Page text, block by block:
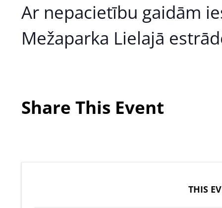
Ar nepacietību gaidām
Mežaparka Lielajā
Share This Event
THIS